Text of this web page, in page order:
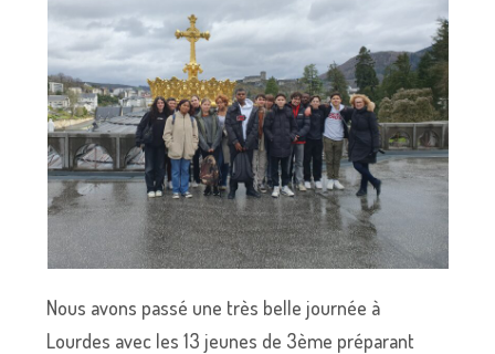
Nous avons passé une très belle journée à
Lourdes avec les 13 jeunes de 3ème préparant